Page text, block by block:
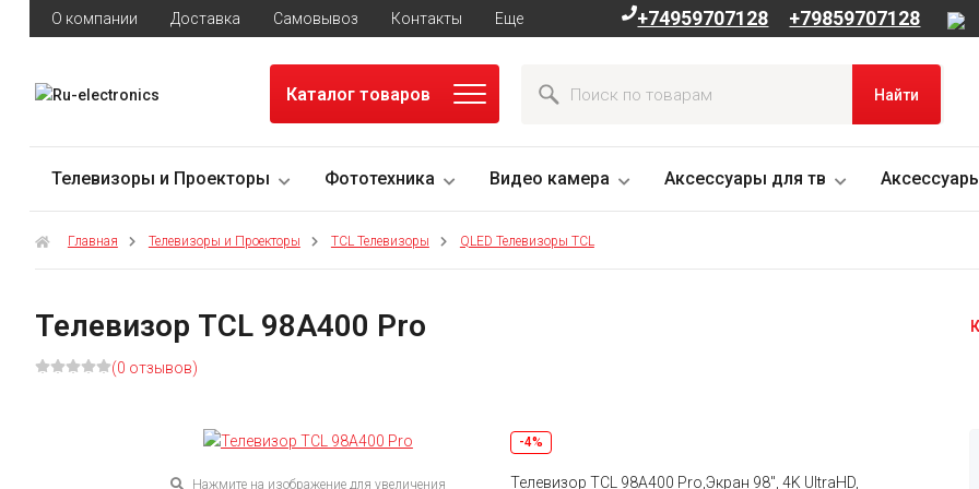
О компании Доставка Самовывоз Контакты Еще +74959707128 +79859707128
Каталог товаров Найти
Телевизоры и Проекторы Фототехника Видео камера Аксессуары для тв
Главная Телевизоры и Проекторы TCL Телевизоры QLED Телевизоры TCL
Телевизор TCL 98A400 Pro
(0 отзывов)
Нажмите на изображение для увеличения
-4%
Телевизор TCL 98A400 Pro,Экран 98", 4K UltraHD,